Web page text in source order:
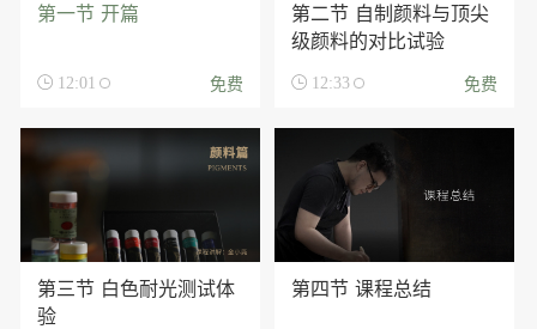
第一节 开篇
 12:01 免费
第二节 自制颜料与顶尖
级颜料的对比试验
 12:33 免费
第三节 白色耐光测试体
验
第四节 课程总结